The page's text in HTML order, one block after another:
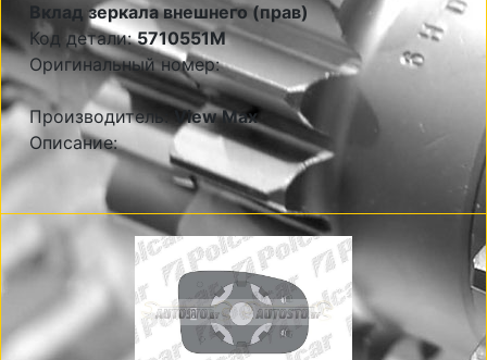
Вклад зеркала внешнего (прав)
Код детали:5710551M
Оригинальный номер:
Производитель:View Max
Описание: